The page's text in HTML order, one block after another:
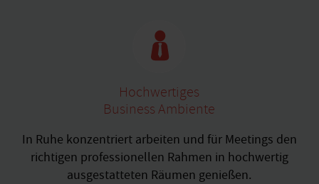
Hochwertiges
Business Ambiente
In Ruhe konzentriert arbeiten und für Meetings den
richtigen professionellen Rahmen in hochwertig
ausgestatteten Räumen genießen.